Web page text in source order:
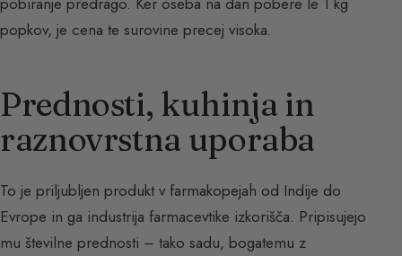
popkov, je cena te surovine precej visoka.
Prednosti, kuhinja in
raznovrstna uporaba
To je priljubljen produkt v farmakopejah od Indije do
Evrope in ga industrija farmacevtike izkorišča. Pripisujejo
mu številne prednosti – tako sadu, bogatemu z